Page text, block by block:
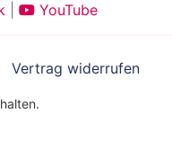
| YouTube
Vertrag widerrufen